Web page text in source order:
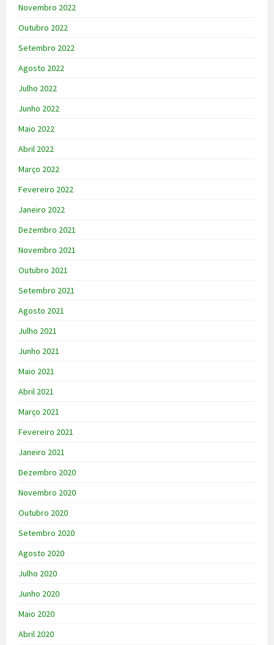
Novembro 2022
Outubro 2022
Setembro 2022
Agosto 2022
Julho 2022
Junho 2022
Maio 2022
Abril 2022
Março 2022
Fevereiro 2022
Janeiro 2022
Dezembro 2021
Novembro 2021
Outubro 2021
Setembro 2021
Agosto 2021
Julho 2021
Junho 2021
Maio 2021
Abril 2021
Março 2021
Fevereiro 2021
Janeiro 2021
Dezembro 2020
Novembro 2020
Outubro 2020
Setembro 2020
Agosto 2020
Julho 2020
Junho 2020
Maio 2020
Abril 2020